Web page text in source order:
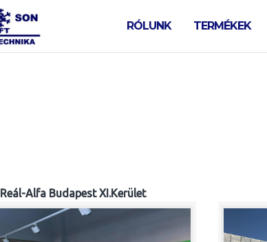
RÓLUNK TERMÉKEK
Reál-Alfa Budapest XI.Kerület